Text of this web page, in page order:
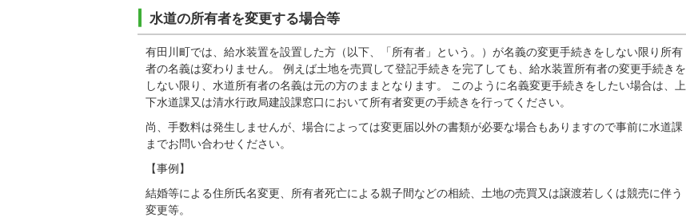
水道の所有者を変更する場合等
有田川町では、給水装置を設置した方（以下、「所有者」という。）が名義の変更手続きをしない限り所有
者の名義は変わりません。 例えば土地を売買して登記手続きを完了しても、給水装置所有者の変更手続きを
しない限り、水道所有者の名義は元の方のままとなります。 このように名義変更手続きをしたい場合は、上
下水道課又は清水行政局建設課窓口において所有者変更の手続きを行ってください。
尚、手数料は発生しませんが、場合によっては変更届以外の書類が必要な場合もありますので事前に水道課
までお問い合わせください。
【事例】
結婚等による住所氏名変更、所有者死亡による親子間などの相続、土地の売買又は譲渡若しくは競売に伴う
変更等。